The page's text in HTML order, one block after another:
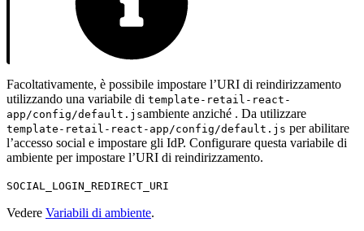
Facoltativamente, è possibile impostare l’URI di reindirizzamento
utilizzando una variabile di template-retail-react-
app/config/default.jsambiente anziché . Da utilizzare
template-retail-react-app/config/default.js per abilitare
l’accesso social e impostare gli IdP. Configurare questa variabile di
ambiente per impostare l’URI di reindirizzamento.
SOCIAL_LOGIN_REDIRECT_URI
Vedere Variabili di ambiente.